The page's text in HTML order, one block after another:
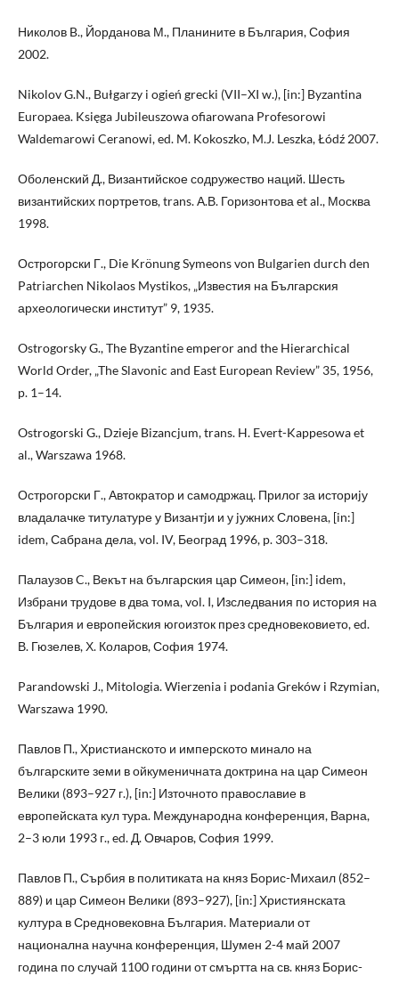
Николов B., Йорданова М., Планините в България, София
2002.
Nikolov G.N., Bułgarzy i ogień grecki (VII–XI w.), [in:] Byzantina
Europaea. Księga Jubileuszowa ofiarowana Profesorowi
Waldemarowi Ceranowi, ed. M. Kokoszko, M.J. Leszka, Łódź 2007.
Оболенский Д., Византийское содружество наций. Шесть
византийских портретов, trans. А.В. Горизонтова et al., Москва
1998.
Острогорски Г., Die Krönung Symeons von Bulgarien durch den
Patriarchen Nikolaos Mystikos, „Известия на Българския
археологически институт” 9, 1935.
Ostrogorsky G., The Byzantine emperor and the Hierarchical
World Order, „The Slavonic and East European Review” 35, 1956,
p. 1–14.
Ostrogorski G., Dzieje Bizancjum, trans. H. Evert-Kappesowa et
al., Warszawa 1968.
Острогорски Г., Автократор и самодржац. Прилог за историjу
владалачке титулатуре у Византjи и у jужних Словена, [in:]
idem, Сабрана дела, vol. IV, Београд 1996, p. 303–318.
Палаузов C., Векът на българския цар Симеон, [in:] idem,
Избрани трудове в два тома, vol. I, Изследвания по история на
България и европейския югоизток през средновековието, ed.
В. Гюзелев, Х. Коларов, София 1974.
Parandowski J., Mitologia. Wierzenia i podania Greków i Rzymian,
Warszawa 1990.
Павлов П., Христианското и имперското минало на
българските земи в ойкуменичната доктрина на цар Симеон
Велики (893–927 г.), [in:] Източното православие в
европейската кул тура. Международна конференция, Варна,
2–3 юли 1993 г., ed. Д. Овчаров, София 1999.
Павлов П., Сърбия в политиката на княз Борис-Михаил (852–
889) и цар Симеон Велики (893–927), [in:] Християнската
култура в Средновековна България. Материали от
национална научна конференция, Шумен 2-4 май 2007
година по случай 1100 години от смъртта на св. княз Борис-